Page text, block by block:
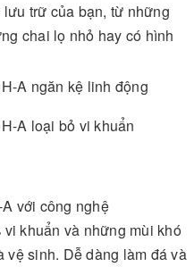
trữ của bạn, từ những
chai lọ nhỏ hay có hình
với công nghệ
khuẩn và những mùi khó
vệ sinh. Dễ dàng làm đá và